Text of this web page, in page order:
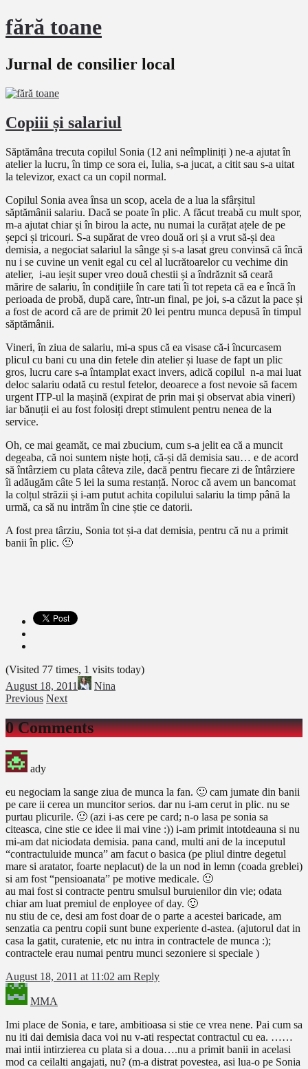
fără toane
Jurnal de consilier local
Copiii și salariul
Săptămâna trecuta copilul Sonia (12 ani neîmpliniți ) ne-a ajutat în
atelier la lucru, în timp ce sora ei, Iulia, s-a jucat, a citit sau s-a uitat
la televizor, exact ca un copil normal.
Copilul Sonia avea însa un scop, acela de a lua la sfârșitul
săptămânii salariu. Dacă se poate în plic. A făcut treabă cu mult spor,
m-a ajutat chiar și în birou la acte, nu numai la curățat ațele de pe
șepci și tricouri. S-a supărat de vreo două ori și a vrut să-și dea
demisia, a negociat salariul la sânge și s-a lasat greu convinsă că încă
nu i se cuvine un venit egal cu cel al lucrătoarelor cu vechime din
atelier, i-au ieșit super vreo două chestii și a îndrăznit să ceară
mărire de salariu, în condițiile în care tati îi tot repeta că ea e încă în
perioada de probă, după care, într-un final, pe joi, s-a căzut la pace și
a fost de acord că are de primit 20 lei pentru munca depusă în timpul
săptămânii.
Vineri, în ziua de salariu, mi-a spus că ea visase că-i încurcasem
plicul cu bani cu una din fetele din atelier și luase de fapt un plic
gros, lucru care s-a întamplat exact invers, adică copilul n-a mai luat
deloc salariu odată cu restul fetelor, deoarece a fost nevoie să facem
urgent ITP-ul la mașină (expirat de prin mai și observat abia vineri)
iar bănuții ei au fost folosiți drept stimulent pentru nenea de la
service.
Oh, ce mai geamăt, ce mai zbucium, cum s-a jelit ea că a muncit
degeaba, că noi suntem niște hoți, că-și dă demisia sau… e de acord
să întârziem cu plata câteva zile, dacă pentru fiecare zi de întârziere
îi adăugăm câte 5 lei la suma restanță. Noroc că avem un bancomat
la colțul străzii și i-am putut achita copilului salariu la timp până la
urmă, ca să nu intrăm în cine știe ce datorii.
A fost prea târziu, Sonia tot și-a dat demisia, pentru că nu a primit
banii în plic. 🙁
(Visited 77 times, 1 visits today)
August 18, 2011
Nina
Previous Next
0 Comments
ady
eu negociam la sange ziua de munca la fan. 🙂 cam jumate din banii
pe care ii cerea un muncitor serios. dar nu i-am cerut in plic. nu se
purtau plicurile. 🙂 (azi i-as cere pe card; n-o lasa pe sonia sa
citeasca, cine stie ce idee ii mai vine :)) i-am primit intotdeauna si nu
mi-am dat niciodata demisia. pana cand, multi ani de la inceputul
“contractuluide munca” am facut o basica (pe pliul dintre degetul
mare si aratator, foarte neplacut) de la un nod in lemn (coada greblei)
si am fost “pensioanata” pe motive medicale. 🙂
au mai fost si contracte pentru smulsul buruienilor din vie; odata
chiar am luat premiul de enployee of day. 🙂
nu stiu de ce, desi am fost doar de o parte a acestei baricade, am
senzatia ca pentru copii sunt bune experiente d-astea. (ajutorul dat in
casa la gatit, curatenie, etc nu intra in contractele de munca :);
contractele erau numai pentru munci sezoniere si speciale )
August 18, 2011 at 11:02 am Reply
MMA
Imi place de Sonia, e tare, ambitioasa si stie ce vrea nene. Pai cum sa
nu iti dai demisia daca voi nu v-ati respectat contractul cu ea. ……
mai intii intirzierea cu plata si a doua….nu a primit banii in acelasi
mod ca ceilalti angajati, nu? (m-a distrat povestea, asi lua-o pe Sonia